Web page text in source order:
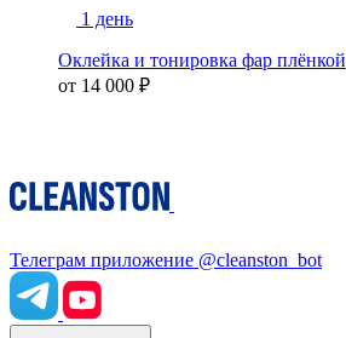
1 день
Оклейка и тонировка фар плёнкой
от 14 000 ₽
Телеграм приложение @cleanston_bot